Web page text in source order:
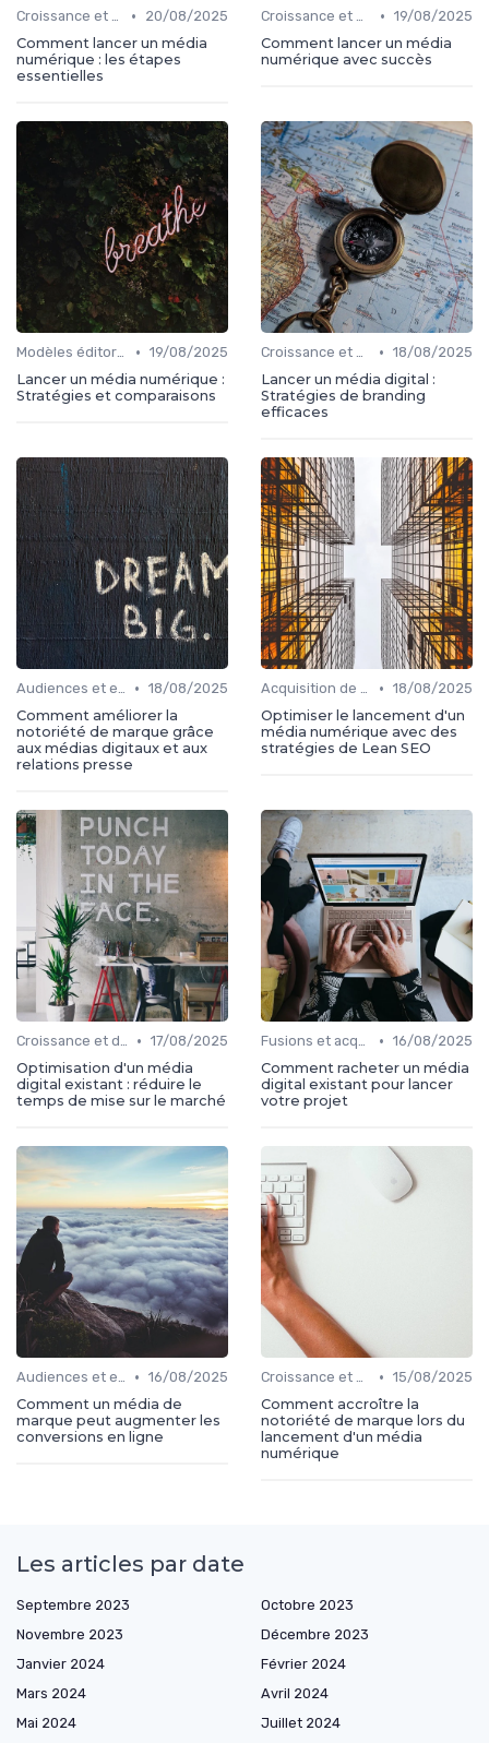
Croissance et développement •
20/08/2025
Comment lancer un média
numérique : les étapes
essentielles
Croissance et développement • 19/08/2025
Comment lancer un média
numérique avec succès
Modèles éditoriaux • 19/08/2025
Lancer un média numérique :
Stratégies et comparaisons
Croissance et développement • 18/08/2025
Lancer un média digital :
Stratégies de branding
efficaces
Audiences et engagement • 18/08/2025
Comment améliorer la
notoriété de marque grâce
aux médias digitaux et aux
relations presse
Acquisition de médias • 18/08/2025
Optimiser le lancement d'un
média numérique avec des
stratégies de Lean SEO
Croissance et développement • 17/08/2025
Optimisation d'un média
digital existant : réduire le
temps de mise sur le marché
Fusions et acquisitions • 16/08/2025
Comment racheter un média
digital existant pour lancer
votre projet
Audiences et engagement • 16/08/2025
Comment un média de
marque peut augmenter les
conversions en ligne
Croissance et développement • 15/08/2025
Comment accroître la
notoriété de marque lors du
lancement d'un média
numérique
Les articles par date
Septembre 2023
Octobre 2023
Novembre 2023
Décembre 2023
Janvier 2024
Février 2024
Mars 2024
Avril 2024
Mai 2024
Juillet 2024